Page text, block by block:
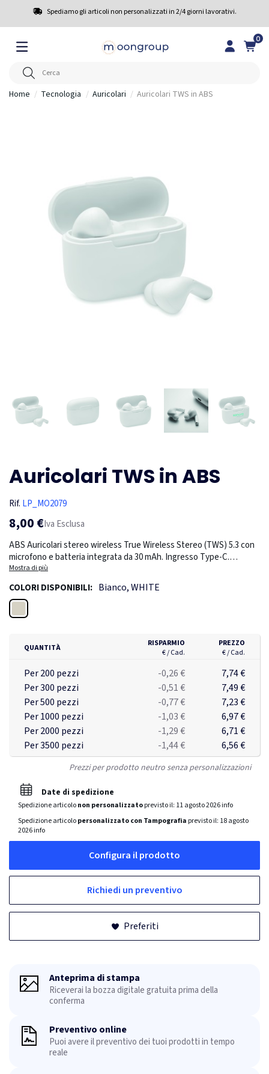
Spediamo gli articoli non personalizzati in 2/4 giorni lavorativi.
0
Home Tecnologia Auricolari Auricolari TWS in ABS
Auricolari TWS in ABS
Rif. LP_MO2079
8,00 €Iva Esclusa
ABS Auricolari stereo wireless True Wireless Stereo (TWS) 5.3 con
microfono e batteria integrata da 30 mAh. Ingresso Type-C.
Associazione automatica. Include un cavo di ricarica di tipo C e una
base di ricarica da 180 mAh. Tempo di autonomia 3h circa.
Mostra di più
COLORI DISPONIBILI: Bianco, WHITE
QUANTITÀ
RISPARMIO
€ / Cad.
PREZZO
€ / Cad.
Per 200 pezzi -0,26 €
7,74 €
Per 300 pezzi
-0,51 €
7,49 €
Per 500 pezzi
-0,77 €
7,23 €
Per 1000 pezzi
-1,03 €
6,97 €
Per 2000 pezzi
-1,29 €
6,71 €
Per 3500 pezzi
-1,44 € 6,56 €
Prezzi per prodotto neutro senza personalizzazioni
Date di spedizione
Spedizione articolonon personalizzatoprevisto il: 11 agosto 2026info
Spedizione articolopersonalizzato con Tampografia previsto il: 18 agosto
2026info
Configura il prodotto
Richiedi un preventivo
Preferiti
Anteprima di stampa
Riceverai la bozza digitale gratuita prima della
conferma
Preventivo online
Puoi avere il preventivo dei tuoi prodotti in tempo
reale